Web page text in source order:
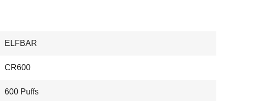
ELFBAR
CR600
600 Puffs